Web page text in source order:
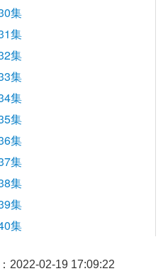
集
集
集
集
集
集
集
集
集
集
集
2022-02-19 17:09:22